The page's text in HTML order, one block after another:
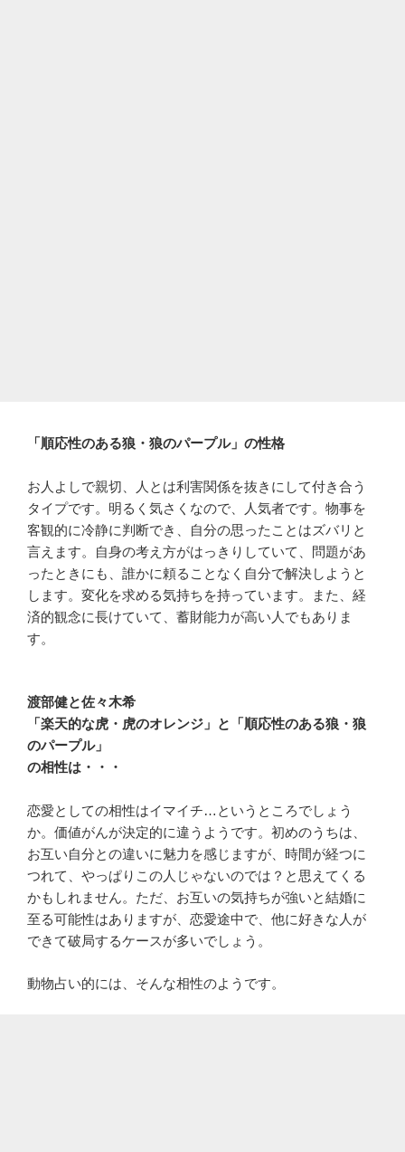
「順応性のある狼・狼のパープル」の性格
お人よしで親切、人とは利害関係を抜きにして付き合う
タイプです。明るく気さくなので、人気者です。物事を
客観的に冷静に判断でき、自分の思ったことはズバリと
言えます。自身の考え方がはっきりしていて、問題があ
ったときにも、誰かに頼ることなく自分で解決しようと
します。変化を求める気持ちを持っています。また、経
済的観念に長けていて、蓄財能力が高い人でもありま
す。
渡部健と佐々木希
「楽天的な虎・虎のオレンジ」と「順応性のある狼・狼
のパープル」
の相性は・・・
恋愛としての相性はイマイチ…というところでしょう
か。価値がんが決定的に違うようです。初めのうちは、
お互い自分との違いに魅力を感じますが、時間が経つに
つれて、やっぱりこの人じゃないのでは？と思えてくる
かもしれません。ただ、お互いの気持ちが強いと結婚に
至る可能性はありますが、恋愛途中で、他に好きな人が
できて破局するケースが多いでしょう。
動物占い的には、そんな相性のようです。